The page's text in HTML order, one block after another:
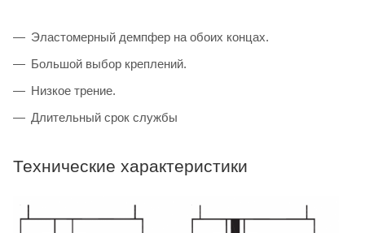
Эластомерный демпфер на обоих концах.
Большой выбор креплений.
Низкое трение.
Длительный срок службы
Технические характеристики